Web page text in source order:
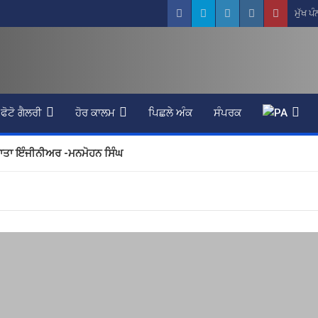
ਮੁੱਖ
ਫੋਟੋ ਗੈਲਰੀ ਹੋਰ ਕਾਲਮ ਪਿਛਲੇ ਅੰਕ ਸੰਪਰਕ
ਇੰਜੀਨੀਅਰ -ਮਨਮੋਹਨ ਸਿੰਘ